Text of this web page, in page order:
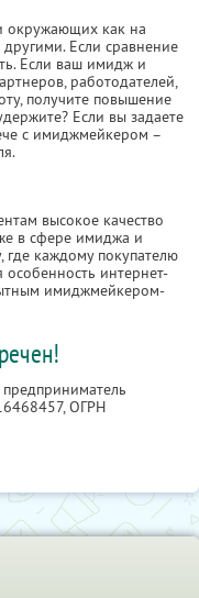
окружающих как на
Если сравнение
Если ваш имидж и
работодателей,
получите повышение
Если вы задаете
с имиджмейкером –
высокое качество
в сфере имиджа и
где каждому покупателю
интернет-
имиджмейкером-
, ОГРН